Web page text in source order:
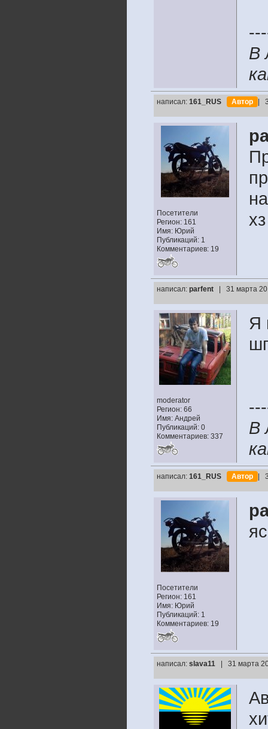
В
написал: 161_RUS Автор |
Посетители
Регион: 161
Имя: Юрий
Публикаций: 1
Комментариев: 19
написал: parfent | 31 марта
moderator
Регион: 66
Имя: Андрей
Публикаций: 0
Комментариев: 337
Я
В
написал: 161_RUS Автор |
Посетители
Регион: 161
Имя: Юрий
Публикаций: 1
Комментариев: 19
написал: slava11 | 31 марта